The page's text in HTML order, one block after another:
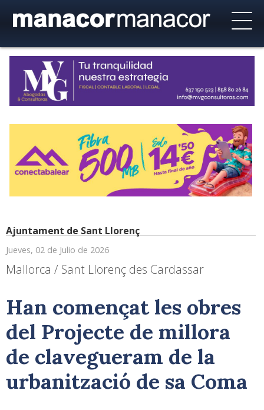
Ajuntament de Sant Llorenç
Jueves, 02 de Julio de 2026
Mallorca / Sant Llorenç des Cardassar
Han començat les obres
del Projecte de millora
de clavegueram de la
urbanització de sa Coma